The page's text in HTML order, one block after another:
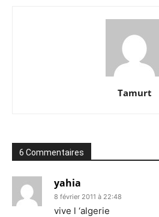
Tamurt
6 Commentaires
yahia
8 février 2011 à 22:48
vive l ‘algerie